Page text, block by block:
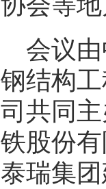
会议
钢结构
司共同
铁股份
泰瑞集